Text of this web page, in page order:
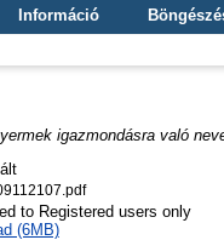
Információ
igazmondásra való
to Registered users only
(6MB)